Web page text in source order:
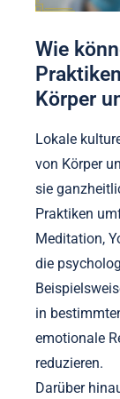
Wie
Körper
Lokale
von Körper
sie
Praktiken
Meditation,
die
in
emotionale
reduzieren.
Darüber